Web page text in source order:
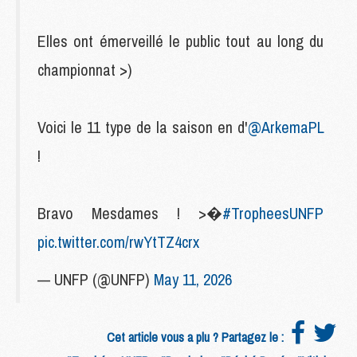
Elles ont émerveillé le public tout au long du
championnat >)
Voici le 11 type de la saison en d'@ArkemaPL
!
Bravo Mesdames ! >�#TropheesUNFP
pic.twitter.com/rwYtTZ4crx
— UNFP (@UNFP) May 11, 2026
Cet article vous a plu ? Partagez le :